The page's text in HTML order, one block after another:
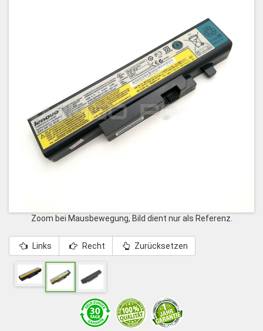
Zoom bei Mausbewegung, Bild dient nur als Referenz.
Links Recht Zurücksetzen